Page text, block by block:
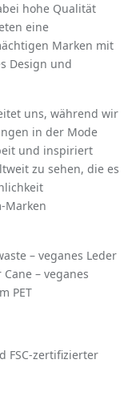
hohe Qualität
eine
Marken mit
Design und
uns, während wir
in der Mode
und inspiriert
zu sehen, die es
Marken
– veganes Leder
– veganes
PET
FSC-zertifizierter